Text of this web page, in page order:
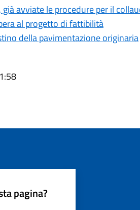
avviate le procedure per il
al progetto di fattibilità
della pavimentazione originaria
pagina?